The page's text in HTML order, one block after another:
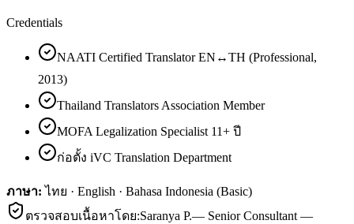
Credentials
NAATI Certified Translator EN↔TH (Professional,
2013)
Thailand Translators Association Member
MOFA Legalization Specialist 11+ ปี
ก่อตั้ง iVC Translation Department
ภาษา: ไทย · English · Bahasa Indonesia (Basic)
ตรวจสอบเนื้อหาโดย:Saranya P.— Senior Consultant —